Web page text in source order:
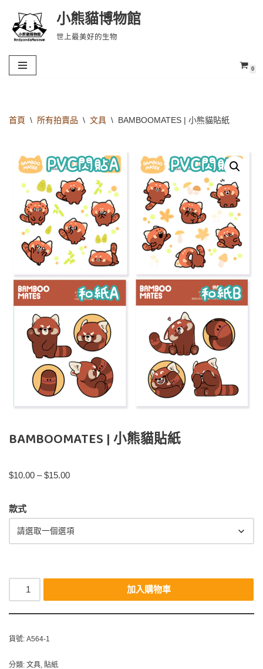
Skip
content
小熊貓博物館
世上最美好的生物
0
首頁 \ 所有拍賣品 \ 文具 \ BAMBOOMATES | 小熊貓貼紙
BAMBOOMATES | 小熊貓貼紙
$10.00 – $15.00
款式
加入購物車
貨號: A564-1
分類: 文具 貼紙